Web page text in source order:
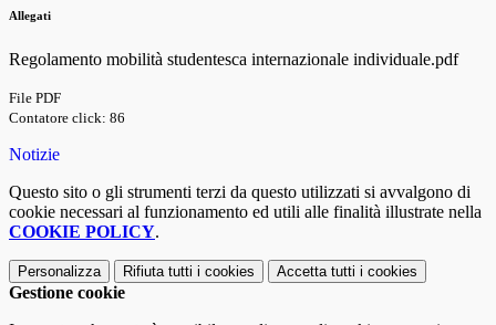
Allegati
Regolamento mobilità studentesca internazionale individuale.pdf
File PDF
Contatore click: 86
Notizie
Questo sito o gli strumenti terzi da questo utilizzati si avvalgono di
cookie necessari al funzionamento ed utili alle finalità illustrate nella
COOKIE POLICY.
Personalizza Rifiuta tutti i cookies Accetta tutti i cookies
Gestione cookie